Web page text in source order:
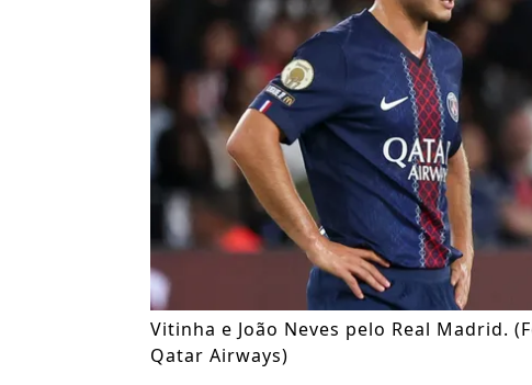
Vitinha e João Neves pelo Real Madrid.
Qatar Airways)